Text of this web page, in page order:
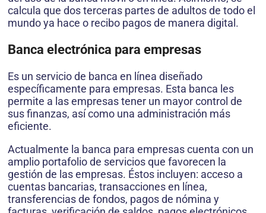
calcula que dos terceras partes de adultos de todo el
mundo ya hace o recibo pagos de manera digital.
Banca electrónica para empresas
Es un servicio de banca en línea diseñado
específicamente para empresas. Esta banca les
permite a las empresas tener un mayor control de
sus finanzas, así como una administración más
eficiente.
Actualmente la banca para empresas cuenta con un
amplio portafolio de servicios que favorecen la
gestión de las empresas. Éstos incluyen: acceso a
cuentas bancarias, transacciones en línea,
transferencias de fondos, pagos de nómina y